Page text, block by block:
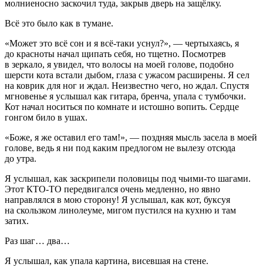
молниеносно заскочил туда, закрыв дверь на защёлку.
Всё это было как в тумане.
«Может это всё сон и я всё-таки уснул?», — чертыхаясь, я
до красноты начал щипать себя, но тщетно. Посмотрев
в зеркало, я увидел, что волосы на моей голове, подобно
шерсти кота встали дыбом, глаза с ужасом расширены. Я сел
на коврик для ног и ждал. Неизвестно чего, но ждал. Спустя
мгновенье я услышал как гитара, бренча, упала с тумбочки.
Кот начал носиться по комнате и истошно вопить. Сердце
гонгом било в ушах.
«Боже, я же оставил его там!», — поздняя мысль засела в моей
голове, ведь я ни под каким предлогом не вылезу отсюда
до утра.
Я услышал, как заскрипели половицы под чьими-то шагами.
Этот КТО-ТО передвигался очень медленно, но явно
направлялся в мою сторону! Я услышал, как кот, буксуя
на скользком линолеуме, мигом пустился на кухню и там
затих.
Раз шаг… два…
Я услышал, как упала картина, висевшая на стене.